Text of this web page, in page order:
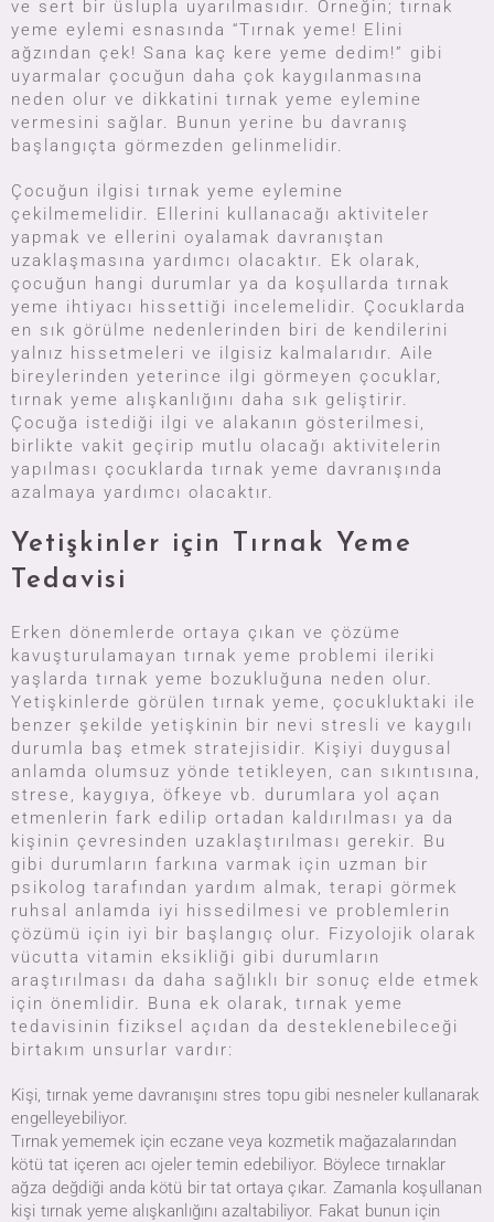
ve sert bir üslupla uyarılmasıdır. Örneğin; tırnak
yeme eylemi esnasında “Tırnak yeme! Elini
ağzından çek! Sana kaç kere yeme dedim!” gibi
uyarmalar çocuğun daha çok kaygılanmasına
neden olur ve dikkatini tırnak yeme eylemine
vermesini sağlar. Bunun yerine bu davranış
başlangıçta görmezden gelinmelidir.
Çocuğun ilgisi tırnak yeme eylemine
çekilmemelidir. Ellerini kullanacağı aktiviteler
yapmak ve ellerini oyalamak davranıştan
uzaklaşmasına yardımcı olacaktır. Ek olarak,
çocuğun hangi durumlar ya da koşullarda tırnak
yeme ihtiyacı hissettiği incelemelidir. Çocuklarda
en sık görülme nedenlerinden biri de kendilerini
yalnız hissetmeleri ve ilgisiz kalmalarıdır. Aile
bireylerinden yeterince ilgi görmeyen çocuklar,
tırnak yeme alışkanlığını daha sık geliştirir.
Çocuğa istediği ilgi ve alakanın gösterilmesi,
birlikte vakit geçirip mutlu olacağı aktivitelerin
yapılması çocuklarda tırnak yeme davranışında
azalmaya yardımcı olacaktır.
Yetişkinler için Tırnak Yeme
Tedavisi
Erken dönemlerde ortaya çıkan ve çözüme
kavuşturulamayan tırnak yeme problemi ileriki
yaşlarda tırnak yeme bozukluğuna neden olur.
Yetişkinlerde görülen tırnak yeme, çocukluktaki ile
benzer şekilde yetişkinin bir nevi stresli ve kaygılı
durumla baş etmek stratejisidir. Kişiyi duygusal
anlamda olumsuz yönde tetikleyen, can sıkıntısına,
strese, kaygıya, öfkeye vb. durumlara yol açan
etmenlerin fark edilip ortadan kaldırılması ya da
kişinin çevresinden uzaklaştırılması gerekir. Bu
gibi durumların farkına varmak için uzman bir
psikolog tarafından yardım almak, terapi görmek
ruhsal anlamda iyi hissedilmesi ve problemlerin
çözümü için iyi bir başlangıç olur. Fizyolojik olarak
vücutta vitamin eksikliği gibi durumların
araştırılması da daha sağlıklı bir sonuç elde etmek
için önemlidir. Buna ek olarak, tırnak yeme
tedavisinin fiziksel açıdan da desteklenebileceği
birtakım unsurlar vardır:
Kişi, tırnak yeme davranışını stres topu gibi nesneler kullanarak
engelleyebiliyor.
Tırnak yememek için eczane veya kozmetik mağazalarından
kötü tat içeren acı ojeler temin edebiliyor. Böylece tırnaklar
ağza değdiği anda kötü bir tat ortaya çıkar. Zamanla koşullanan
kişi tırnak yeme alışkanlığını azaltabiliyor. Fakat bunun için